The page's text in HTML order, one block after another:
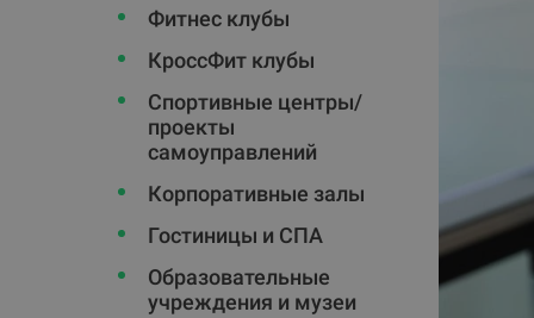
Фитнес клубы
КроссФит клубы
Спортивные центры/
проекты
самоуправлений
Корпоративные залы
Гостиницы и СПА
Oбразовательные
учреждения и музеи